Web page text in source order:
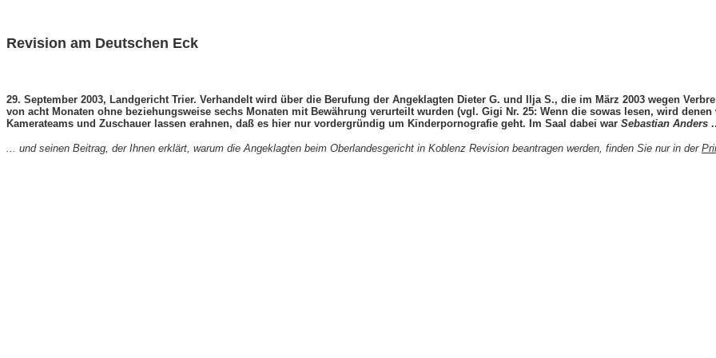
Revision am Deutschen Eck
29. September 2003, Landgericht Trier. Verhandelt wird über die Berufung der Angeklagten Dieter G. und Ilja S., die im März 2003 wegen
von acht Monaten ohne beziehungsweise sechs Monaten mit Bewährung verurteilt wurden (vgl. Gigi Nr. 25: Wenn die sowas lesen, wird
Kamerateams und Zuschauer lassen erahnen, daß es hier nur vordergründig um Kinderpornografie geht. Im Saal dabei war Sebastian Anders
... und seinen Beitrag, der Ihnen erklärt, warum die Angeklagten beim Oberlandesgericht in Koblenz Revision beantragen werden, finden Sie nur in der